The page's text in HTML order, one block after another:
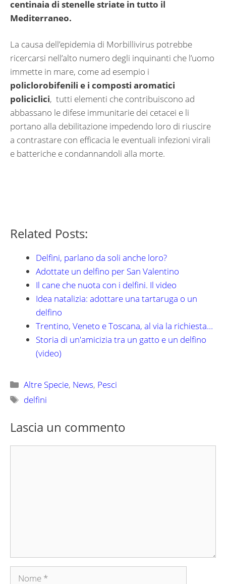
centinaia di stenelle striate in tutto il
Mediterraneo.
La causa dell’epidemia di Morbillivirus potrebbe
ricercarsi nell’alto numero degli inquinanti che l’uomo
immette in mare, come ad esempio i
policlorobifenili e i composti aromatici
policiclici, tutti elementi che contribuiscono ad
abbassano le difese immunitarie dei cetacei e li
portano alla debilitazione impedendo loro di riuscire
a contrastare con efficacia le eventuali infezioni virali
e batteriche e condannandoli alla morte.
Related Posts:
Delfini, parlano da soli anche loro?
Adottate un delfino per San Valentino
Il cane che nuota con i delfini. Il video
Idea natalizia: adottare una tartaruga o un
delfino
Trentino, Veneto e Toscana, al via la richiesta…
Storia di un'amicizia tra un gatto e un delfino
(video)
Categorie
Altre Specie, News, Pesci
Tag
delfini
Lascia un commento
Nome